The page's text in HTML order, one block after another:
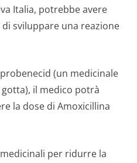
Italia, potrebbe avere
sviluppare una reazione
(un medicinale
il medico potrà
la dose di Amoxicillina
per ridurre la